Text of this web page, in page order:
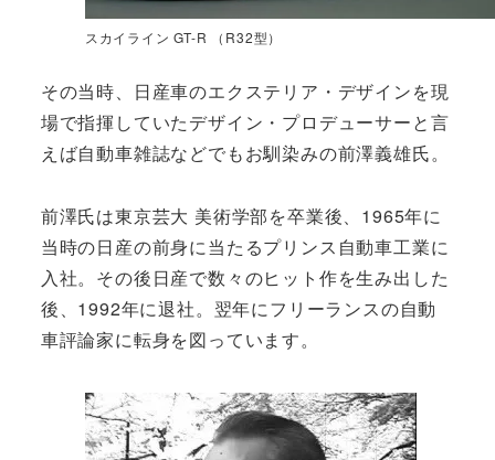
スカイライン GT-R （R32型）
その当時、日産車のエクステリア・デザインを現
場で指揮していたデザイン・プロデューサーと言
えば自動車雑誌などでもお馴染みの前澤義雄氏。
前澤氏は東京芸大 美術学部を卒業後、1965年に
当時の日産の前身に当たるプリンス自動車工業に
入社。その後日産で数々のヒット作を生み出した
後、1992年に退社。翌年にフリーランスの自動
車評論家に転身を図っています。